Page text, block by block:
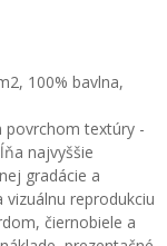
100% bavlna,
povrchom textúry -
najvyššie
gradácie a
reprodukciu
čiernobiele a